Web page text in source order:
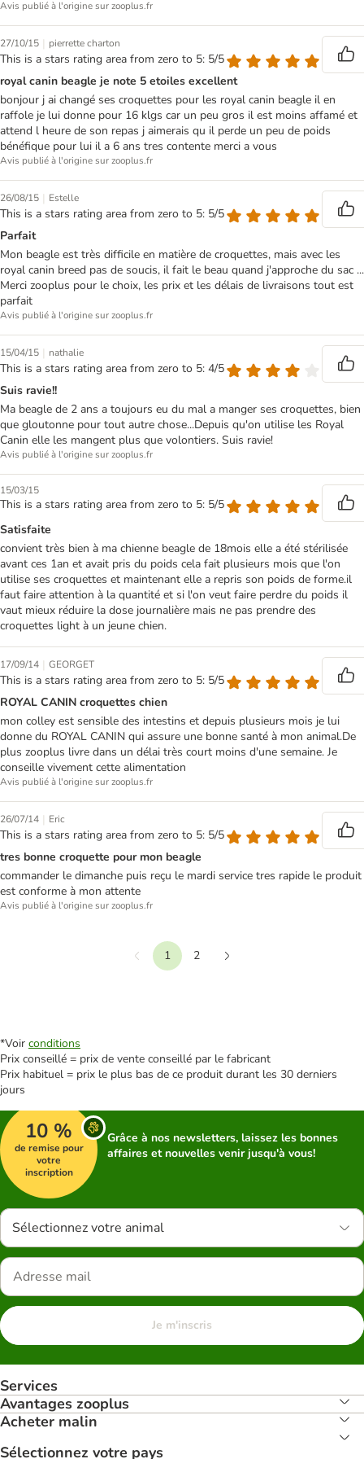
Avis publié à l'origine sur zooplus.fr
27/10/15 | pierrette charton
This is a stars rating area from zero to 5: 5/5
royal canin beagle je note 5 etoiles excellent
bonjour j ai changé ses croquettes pour les royal canin beagle il en
raffole je lui donne pour 16 klgs car un peu gros il est moins affamé et
attend l heure de son repas j aimerais qu il perde un peu de poids
bénéfique pour lui il a 6 ans tres contente merci a vous
Avis publié à l'origine sur zooplus.fr
26/08/15 | Estelle
This is a stars rating area from zero to 5: 5/5
Parfait
Mon beagle est très difficile en matière de croquettes, mais avec les
royal canin breed pas de soucis, il fait le beau quand j'approche du sac ...
Merci zooplus pour le choix, les prix et les délais de livraisons tout est
parfait
Avis publié à l'origine sur zooplus.fr
15/04/15 | nathalie
This is a stars rating area from zero to 5: 4/5
Suis ravie!!
Ma beagle de 2 ans a toujours eu du mal a manger ses croquettes, bien
que gloutonne pour tout autre chose...Depuis qu'on utilise les Royal
Canin elle les mangent plus que volontiers. Suis ravie!
Avis publié à l'origine sur zooplus.fr
15/03/15
This is a stars rating area from zero to 5: 5/5
Satisfaite
convient très bien à ma chienne beagle de 18mois elle a été stérilisée
avant ces 1an et avait pris du poids cela fait plusieurs mois que l'on
utilise ses croquettes et maintenant elle a repris son poids de forme.il
faut faire attention à la quantité et si l'on veut faire perdre du poids il
vaut mieux réduire la dose journalière mais ne pas prendre des
croquettes light à un jeune chien.
17/09/14 | GEORGET
This is a stars rating area from zero to 5: 5/5
ROYAL CANIN croquettes chien
mon colley est sensible des intestins et depuis plusieurs mois je lui
donne du ROYAL CANIN qui assure une bonne santé à mon animal.De
plus zooplus livre dans un délai très court moins d'une semaine. Je
conseille vivement cette alimentation
Avis publié à l'origine sur zooplus.fr
26/07/14 | Eric
This is a stars rating area from zero to 5: 5/5
tres bonne croquette pour mon beagle
commander le dimanche puis reçu le mardi service tres rapide le produit
est conforme à mon attente
Avis publié à l'origine sur zooplus.fr
Précédent
1
2
*Voir conditions
Prix conseillé = prix de vente conseillé par le fabricant
Prix habituel = prix le plus bas de ce produit durant les 30 derniers
jours
10 %
de remise pour
votre
inscription
Grâce à nos newsletters, laissez les bonnes
affaires et nouvelles venir jusqu'à vous!
Sélectionnez votre animal
Je m'inscris
Services
Avantages zooplus
Acheter malin
Sélectionnez votre pays